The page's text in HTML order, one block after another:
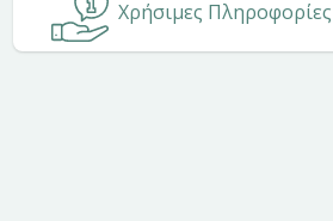
Χρήσιμες Πληροφορίες